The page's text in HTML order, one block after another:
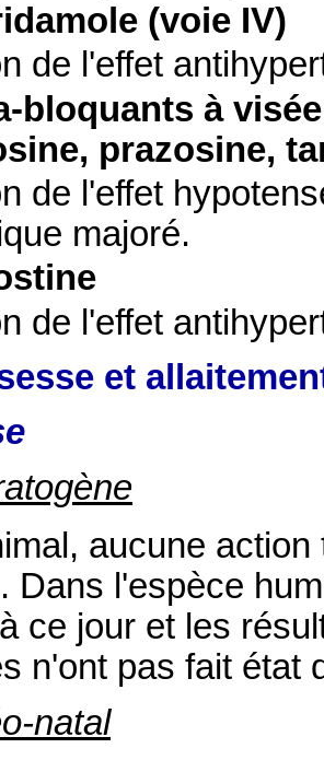
(voie IV)
de l'effet
bloquants à
prazosine,
de l'effet
majoré.
de l'effet
et
aucune
Dans l'espèce
ce jour et les
n'ont pas fait état
natal